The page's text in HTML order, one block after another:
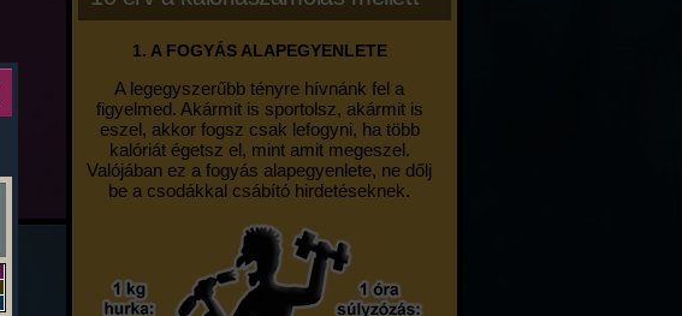
1. A FOGYÁS ALAPEGYENLETE
A legegyszerűbb tényre hívnánk fel a
figyelmed. Akármit is sportolsz, akármit is
eszel, akkor fogsz csak lefogyni, ha több
kalóriát égetsz el, mint amit megeszel.
Valójában ez a fogyás alapegyenlete, ne dőlj
be a csodákkal csábító hirdetéseknek.